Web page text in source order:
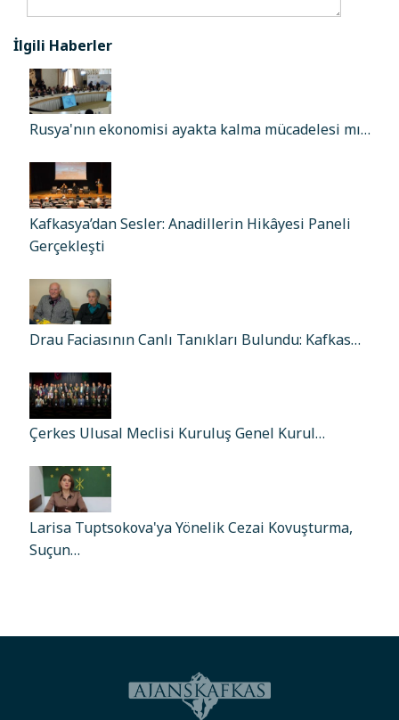
İlgili Haberler
Rusya'nın ekonomisi ayakta kalma mücadelesi mı…
Kafkasya’dan Sesler: Anadillerin Hikâyesi Paneli
Gerçekleşti
Drau Faciasının Canlı Tanıkları Bulundu: Kafkas…
Çerkes Ulusal Meclisi Kuruluş Genel Kurul…
Larisa Tuptsokova'ya Yönelik Cezai Kovuşturma,
Suçun…